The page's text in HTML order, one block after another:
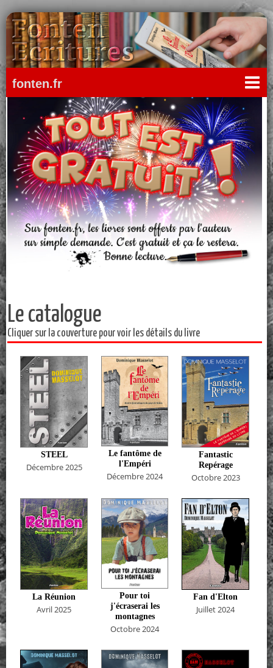
fonten.fr
Le catalogue
Cliquer sur la couverture pour voir les détails du livre
STEEL
Décembre 2025
Le fantôme de
l'Empéri
Décembre 2024
Fantastic
Repérage
Octobre 2023
La Réunion
Avril 2025
Pour toi
j'écraserai les
montagnes
Octobre 2024
Fan d'Elton
Juillet 2024